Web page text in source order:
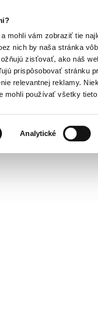
mohli vám zobraziť tie
nich by naša stránka
zisťovať, ako náš
prispôsobovať stránku
relevantnej reklamy.
mohli používať všetky
Analytické